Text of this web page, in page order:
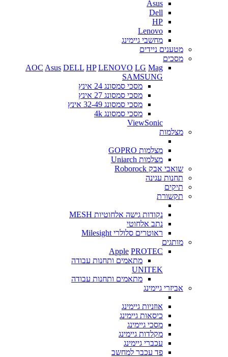
Asus
Dell
HP
Lenovo
מחשבי גיימינג
מטענים ניידים
מסכים
AOC Asus DELL HP LENOVO LG Mag
SAMSUNG
מסכי סמסונג 24 אינץ
מסכי סמסונג 27 אינץ
מסכי סמסונג 32-49 אינץ
מסכי סמסונג 4k
ViewSonic
מצלמות
מצלמות GOPRO
מצלמות Uniarch
שואבי אבק Roborock
תחנות עגינה
תיקים
תקשורת
נקודות גישה אלחוטיות MESH
נתב אלחוטי
ראוטרים סלולרי Milesight
מותגים
Apple PROTEC
מתאמים ותחנות עבודה
UNITEK
מתאמים ותחנות עבודה
אביזרי גיימינג
אוזניות גיימינג
כיסאות גיימינג
מסכי גיימינג
מקלדות גיימינג
עכברי גיימינג
פד עכבר למחשב